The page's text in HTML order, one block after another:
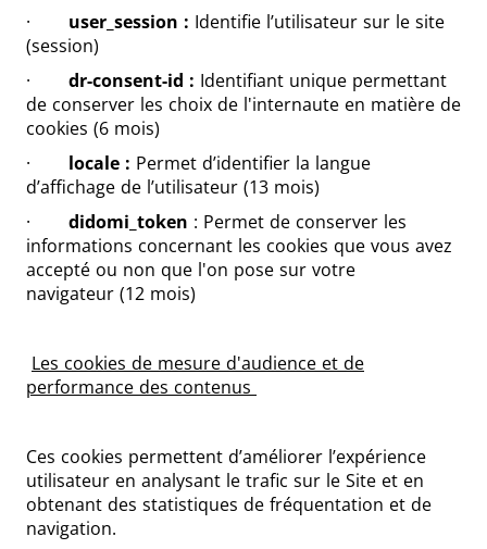
· user_session : Identifie l’utilisateur sur le site
(session)
· dr-consent-id : Identifiant unique permettant
de conserver les choix de l'internaute en matière de
cookies (6 mois)
· locale : Permet d’identifier la langue
d’affichage de l’utilisateur (13 mois)
· didomi_token : Permet de conserver les
informations concernant les cookies que vous avez
accepté ou non que l'on pose sur votre
navigateur (12 mois)
Les cookies de mesure d'audience et de
performance des contenus
Ces cookies permettent d’améliorer l’expérience
utilisateur en analysant le trafic sur le Site et en
obtenant des statistiques de fréquentation et de
navigation.